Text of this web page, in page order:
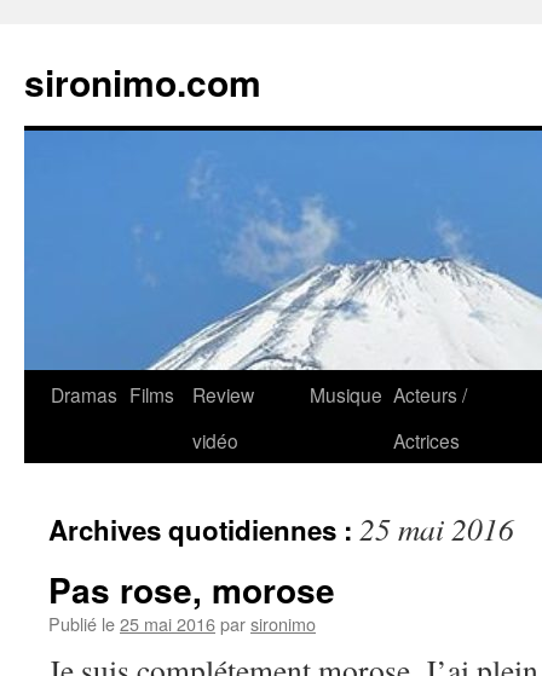
sironimo.com
Aller
Dramas Films
Review
vidéo
Musique Acteurs /
Actrices
Archives quotidiennes : 25 mai 2016
Pas rose, morose
Publié le25 mai 2016parsironimo